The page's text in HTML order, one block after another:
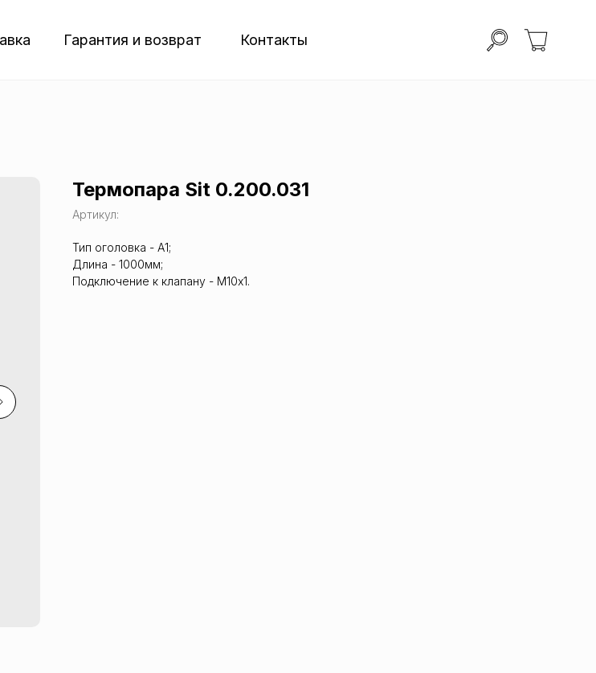
Гарантия и возврат Контакты
Термопара Sit 0.200.031
Артикул:
Тип оголовка - A1;
Длина - 1000мм;
Подключение к клапану - М10х1.